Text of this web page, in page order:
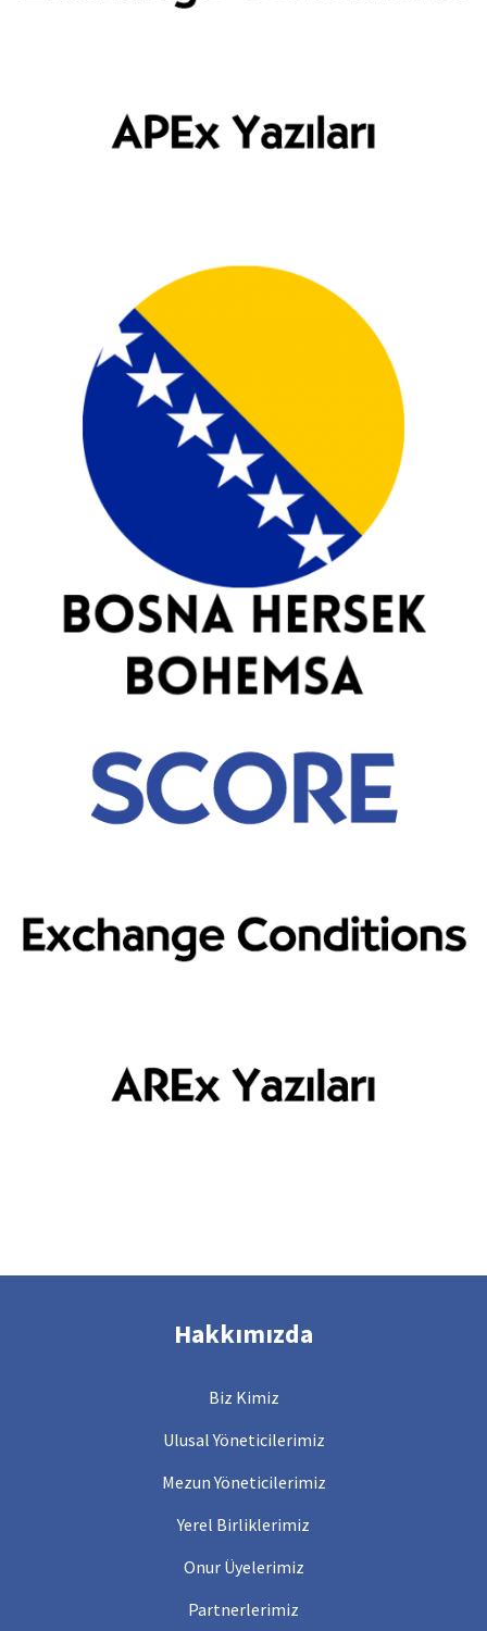
Hakkımızda
Biz Kimiz
Ulusal Yöneticilerimiz
Mezun Yöneticilerimiz
Yerel Birliklerimiz
Onur Üyelerimiz
Partnerlerimiz